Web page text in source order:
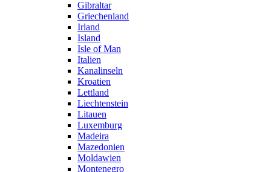
Gibraltar
Griechenland
Irland
Island
Isle of Man
Italien
Kanalinseln
Kroatien
Lettland
Liechtenstein
Litauen
Luxemburg
Madeira
Mazedonien
Moldawien
Montenegro